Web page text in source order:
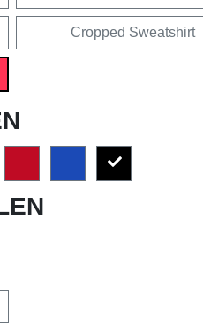
Cropped Sweatshirt